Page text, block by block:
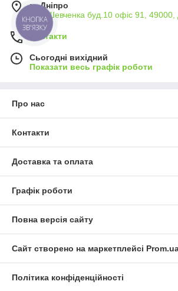
м. Дніпро
вул. Шевченка буд.10 офіс 91, 49000,
Контакти
Сьогодні вихідний
Показати весь графік роботи
Про нас
Контакти
Доставка та оплата
Графік роботи
Повна версія сайту
Сайт створено на маркетплейсі
Політика конфіденційності
КНОПКА
ЗВ'ЯЗКУ